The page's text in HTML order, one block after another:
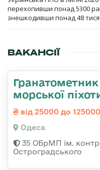
перехопивши понад 5300
знешкодивши понад 48
ВАКАНСІЇ
Гранатометник
морської
від 25000 до
Одеса
35 ОБрМП ім.
Остроградського